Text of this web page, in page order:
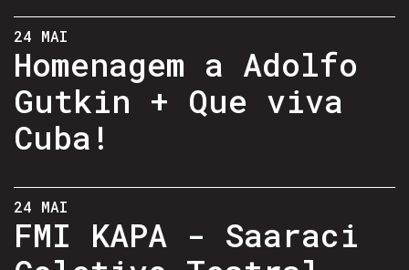
24 MAI
Homenagem a Adolfo
Gutkin + Que viva
Cuba!
24 MAI
FMI KAPA - Saaraci